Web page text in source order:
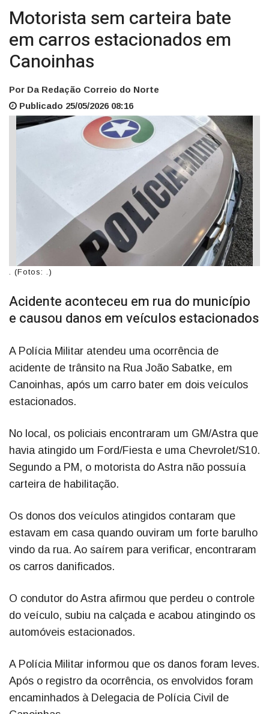
Motorista sem carteira bate
em carros estacionados em
Canoinhas
Por Da Redação Correio do Norte
Publicado 25/05/2026 08:16
. (Fotos: .)
Acidente aconteceu em rua do município
e causou danos em veículos estacionados
A Polícia Militar atendeu uma ocorrência de
acidente de trânsito na Rua João Sabatke, em
Canoinhas, após um carro bater em dois veículos
estacionados.
No local, os policiais encontraram um GM/Astra que
havia atingido um Ford/Fiesta e uma Chevrolet/S10.
Segundo a PM, o motorista do Astra não possuía
carteira de habilitação.
Os donos dos veículos atingidos contaram que
estavam em casa quando ouviram um forte barulho
vindo da rua. Ao saírem para verificar, encontraram
os carros danificados.
O condutor do Astra afirmou que perdeu o controle
do veículo, subiu na calçada e acabou atingindo os
automóveis estacionados.
A Polícia Militar informou que os danos foram leves.
Após o registro da ocorrência, os envolvidos foram
encaminhados à Delegacia de Polícia Civil de